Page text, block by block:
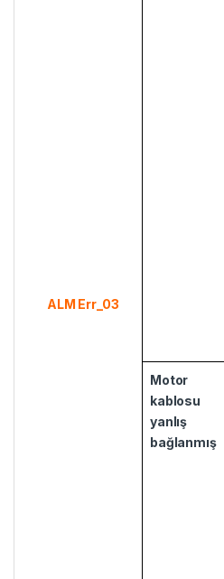
ALM Err_03
Motor
kablosu
yanlış
bağlanmış